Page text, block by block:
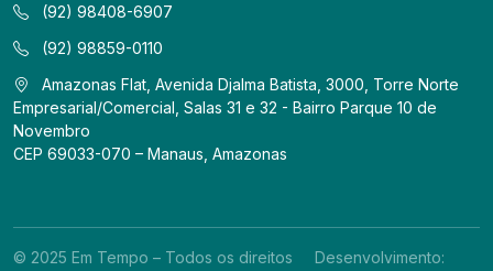
(92) 98408-6907
(92) 98859-0110
Amazonas Flat, Avenida Djalma Batista, 3000, Torre Norte
Empresarial/Comercial, Salas 31 e 32 - Bairro Parque 10 de
Novembro
CEP 69033-070 – Manaus, Amazonas
© 2025 Em Tempo – Todos os direitos
Desenvolvimento: